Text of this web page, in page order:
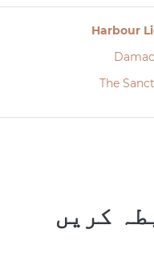
Harbour
The
کریں